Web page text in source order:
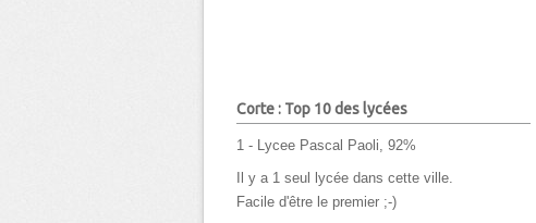
Corte : Top 10 des lycées
1 - Lycee Pascal Paoli, 92%
Il y a 1 seul lycée dans cette ville.
Facile d'être le premier ;-)